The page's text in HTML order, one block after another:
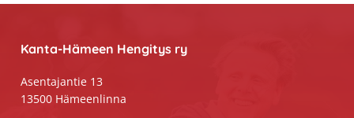
Kanta-Hämeen Hengitys ry
Asentajantie 13
13500 Hämeenlinna